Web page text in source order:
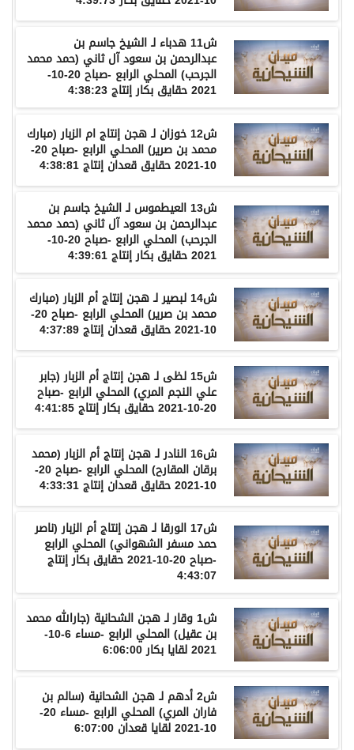
ش11هدباء لـالشيخجاسم بن
عبدالرحمن بن سعودآل ثاني (حمدمحمد
الجرحب)المحلي الرابع -صباح 20-10-
2021حقايق بكارإنتاج4:38:23
ش12خوزان لـهجن إنتاجام الزبار(مبارك
محمدبن صرير)المحلي الرابع -صباح 20-
10-2021 حقايق قعدان إنتاج4:38:81
ش13العيطموس لـالشيخجاسم بن
عبدالرحمن بن سعودآل ثاني (حمدمحمد
الجرحب)المحلي الرابع -صباح 20-10-
2021حقايق بكارإنتاج4:39:61
ش14لبصيرلـهجن إنتاجأم الزبار(مبارك
محمدبن صرير)المحلي الرابع -صباح 20-
10-2021 حقايق قعدان إنتاج4:37:89
ش15لظى لـهجن إنتاجأم الزبار(جابر
علي النجم المري)المحلي الرابع -صباح
20-10-2021 حقايق بكارإنتاج4:41:85
ش16النادرلـهجن إنتاجأم الزبار(محمد
برقان المقارح)المحلي الرابع -صباح 20-
10-2021 حقايق قعدان إنتاج4:33:31
ش17الورقا لـهجن إنتاجأم الزبار(ناصر
حمدمسفرالشهواني)المحلي الرابع
-صباح20-10-2021 حقايق بكارإنتاج
4:43:07
ش1 وقارلـهجن الشحانية (جارالله محمد
بن عقيل ) المحلي الرابع -مساء 6-10-
2021 لقايا بكار 6:06:00
ش2 أدهم لـهجن الشحانية (سالم بن
فاران المري ) المحلي الرابع -مساء 20-
10-2021 لقايا قعدان 6:07:00